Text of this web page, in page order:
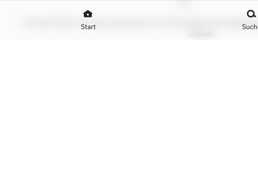
Mit dem Öffnen der Karte akzeptieren Sie die Google-
Cookies.
Start